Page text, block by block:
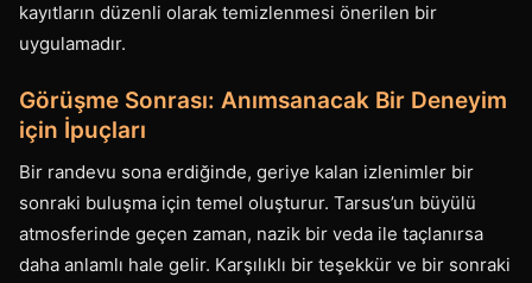
kayıtların düzenli olarak temizlenmesi önerilen bir
uygulamadır.
Görüşme Sonrası: Anımsanacak Bir Deneyim
için İpuçları
Bir randevu sona erdiğinde, geriye kalan izlenimler bir
sonraki buluşma için temel oluşturur. Tarsus’un büyülü
atmosferinde geçen zaman, nazik bir veda ile taçlanırsa
daha anlamlı hale gelir. Karşılıklı bir teşekkür ve bir sonraki